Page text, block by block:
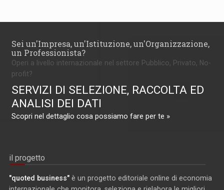
Sei un'Impresa, un'Istituzione, un'Organizzazione,
un Professionista?
Operi a livello internazionale nel settore Pubblico, Privato, No-
profit?
SERVIZI DI SELEZIONE, RACCOLTA ED
ANALISI DEI DATI
Scopri nel dettaglio cosa possiamo fare per te »
il progetto
"quoted business" è un progetto editoriale online di economia